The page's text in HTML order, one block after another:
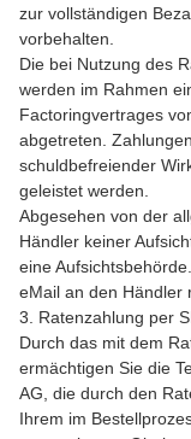
zur vollständigen
vorbehalten.
Die bei Nutzung des
werden im Rahmen
Factoringvertrages
abgetreten.
schuldbefreiender
geleistet werden.
Abgesehen von der
Händler keiner
eine
eMail an den Händler
3. Ratenzahlung per
Durch das mit dem
ermächtigen Sie die
AG, die durch den
Ihrem im